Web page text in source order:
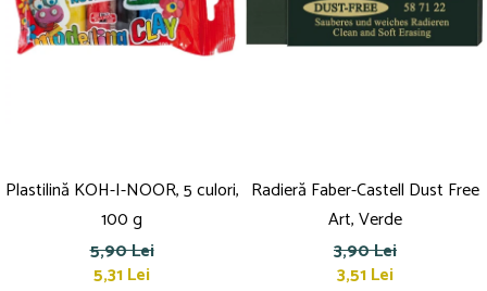
Plastilină KOH-I-NOOR, 5 culori,
100 g
5,90 Lei
5,31 Lei
Radieră Faber-Castell Dust Free
Art, Verde
3,90 Lei
3,51 Lei